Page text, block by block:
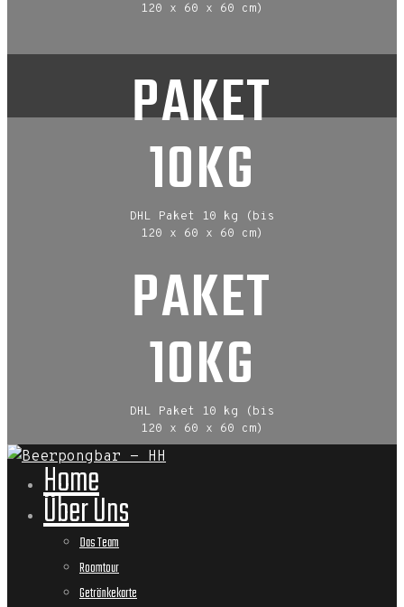
120 x 60 x 60 cm)
PAKET
10KG
DHL Paket 10 kg (bis
120 x 60 x 60 cm)
PAKET
10KG
DHL Paket 10 kg (bis
120 x 60 x 60 cm)
Home
Über Uns
Das Team
Roomtour
Getränkekarte